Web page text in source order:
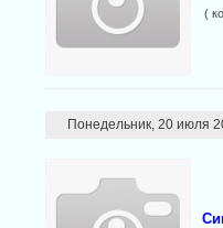
(
Понедельник, 20 июля